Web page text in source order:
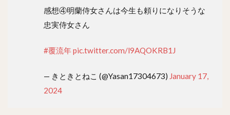
感想④明蘭侍女さんは今生も頼りになりそうな
忠実侍女さん
#覆流年pic.twitter.com/l9AQOKRB1J
— きときとねこ (@Yasan17304673) January 17,
2024